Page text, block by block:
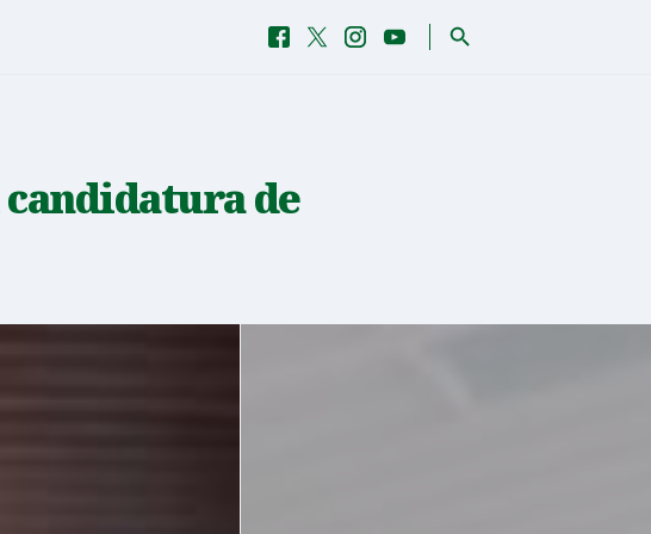
Facebook
TwitterInstagramYouTube
YouTube
Procurar
de